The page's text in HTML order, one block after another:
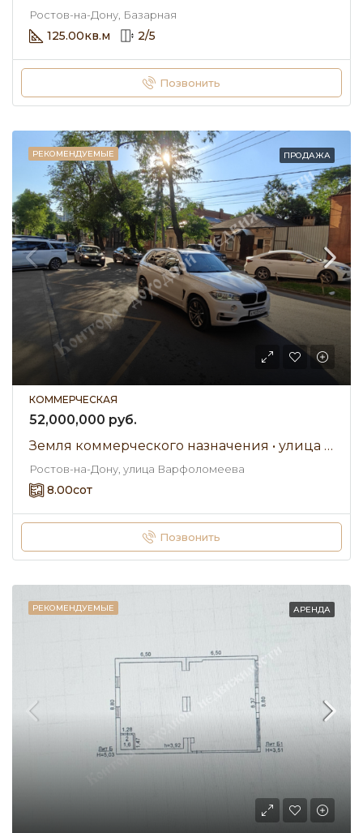
Ростов-на-Дону, Базарная
125.00кв.м 2/5
Позвонить
РЕКОМЕНДУЕМЫЕ ПРОДАЖА
КОММЕРЧЕСКАЯ
52,000,000 руб.
Земля коммерческого назначения • улица Варфоломеева • Продажа
Ростов-на-Дону, улица Варфоломеева
8.00сот
Позвонить
РЕКОМЕНДУЕМЫЕ АРЕНДА